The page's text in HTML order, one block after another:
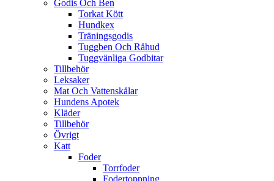
Godis Och Ben
Torkat Kött
Hundkex
Träningsgodis
Tuggben Och Råhud
Tuggvänliga Godbitar
Tillbehör
Leksaker
Mat Och Vattenskålar
Hundens Apotek
Kläder
Tillbehör
Övrigt
Katt
Foder
Torrfoder
Fodertoppning